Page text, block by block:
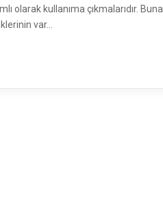
olarak kullanıma çıkmalarıdır. Buna
var…